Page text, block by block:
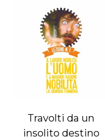
Travolti da un
insolito destino